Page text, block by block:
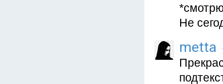
Не
metta